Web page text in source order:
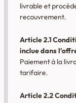
livrable et
recouvrement.
Article 2.1
inclue dans
Paiement à la
tarifaire.
Article 2.2